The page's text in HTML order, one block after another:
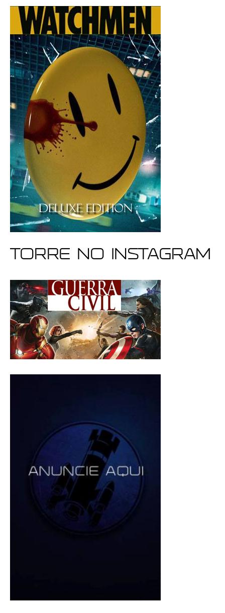
Torre no Instagram